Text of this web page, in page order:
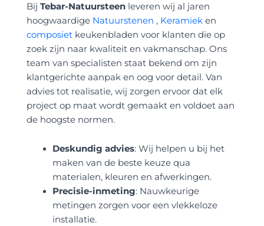
Bij Tebar-Natuursteen leveren wij al jaren
hoogwaardige Natuurstenen , Keramiek en
composiet keukenbladen voor klanten die op
zoek zijn naar kwaliteit en vakmanschap. Ons
team van specialisten staat bekend om zijn
klantgerichte aanpak en oog voor detail. Van
advies tot realisatie, wij zorgen ervoor dat elk
project op maat wordt gemaakt en voldoet aan
de hoogste normen.
Deskundig advies: Wij helpen u bij het
maken van de beste keuze qua
materialen, kleuren en afwerkingen.
Precisie-inmeting: Nauwkeurige
metingen zorgen voor een vlekkeloze
installatie.